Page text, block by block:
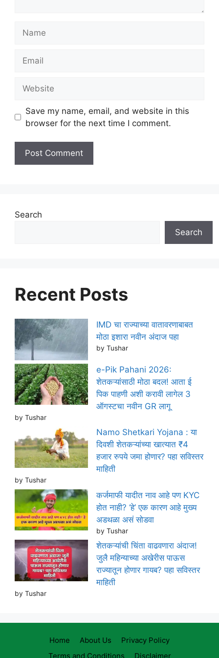
Save my name, email, and website in this
browser for the next time I comment.
Search
Search
Recent Posts
IMD चा राज्याच्या वातावरणाबाबत
मोठा इशारा नवीन अंदाज पहा
by Tushar
e-Pik Pahani 2026:
शेतकऱ्यांसाठी मोठा बदल! आता ई
पिक पाहणी अशी करावी लागेल 3
ऑगस्टचा नवीन GR लागू
by Tushar
Namo Shetkari Yojana : या
दिवशी शेतकऱ्यांच्या खात्यात ₹4
हजार रुपये जमा होणार? पहा सविस्तर
माहिती
by Tushar
कर्जमाफी यादीत नाव आहे पण KYC
होत नाही? ‘हे’ एक कारण आहे मुख्य
अडथळा असं सोडवा
by Tushar
शेतकऱ्यांची चिंता वाढवणारा अंदाज!
जुलै महिन्याच्या अखेरीस पाऊस
राज्यातून होणार गायब? पहा सविस्तर
माहिती
by Tushar
Home About Us
Privacy Policy
Terms and Conditions
Disclaimer